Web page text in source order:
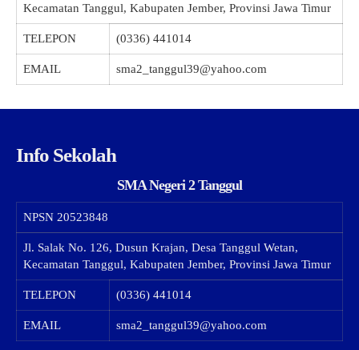
Kecamatan Tanggul, Kabupaten Jember, Provinsi Jawa Timur
TELEPON (0336) 441014
EMAIL sma2_tanggul39@yahoo.com
Info Sekolah
SMA Negeri 2 Tanggul
NPSN 20523848
Jl. Salak No. 126, Dusun Krajan, Desa Tanggul Wetan,
Kecamatan Tanggul, Kabupaten Jember, Provinsi Jawa Timur
TELEPON (0336) 441014
EMAIL sma2_tanggul39@yahoo.com